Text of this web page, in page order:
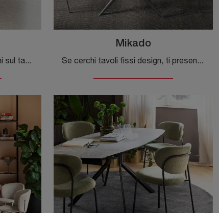
Vuoi avere ulteriori informazioni sul tavolo da pranzo Fortuny di Tomasella? Clicca e scopri di più sui modelli fissi del brand.
Mikado
Se cerchi tavoli fissi design, ti presentiamo il modello da pranzo in gres Mikado del marchio Tomasella.